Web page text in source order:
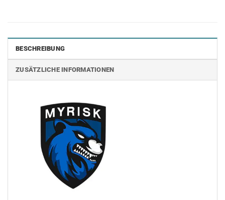
BESCHREIBUNG
ZUSÄTZLICHE INFORMATIONEN